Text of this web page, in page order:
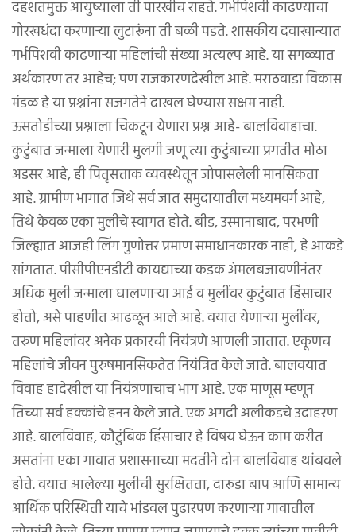
दहशतमुक्त आयुष्याला ती पारखीच राहते. गर्भपिशवी काढण्याचा
गोरखधंदा करणाऱ्या लुटारूंना ती बळी पडते. शासकीय दवाखान्यात
गर्भपिशवी काढणाऱ्या महिलांची संख्या अत्यल्प आहे. या सगळ्यात
अर्थकारण तर आहेच; पण राजकारणदेखील आहे. मराठवाडा विकास
मंडळ हे या प्रश्नांना सजगतेने दाखल घेण्यास सक्षम नाही.
ऊसतोडीच्या प्रश्नाला चिकटून येणारा प्रश्न आहे- बालविवाहाचा.
कुटुंबात जन्माला येणारी मुलगी जणू त्या कुटुंबाच्या प्रगतीत मोठा
अडसर आहे, ही पितृसत्ताक व्यवस्थेतून जोपासलेली मानसिकता
आहे. ग्रामीण भागात जिथे सर्व जात समुदायातील मध्यमवर्ग आहे,
तिथे केवळ एका मुलीचे स्वागत होते. बीड, उस्मानाबाद, परभणी
जिल्ह्यात आजही लिंग गुणोत्तर प्रमाण समाधानकारक नाही, हे आकडे
सांगतात. पीसीपीएनडीटी कायद्याच्या कडक अंमलबजावणीनंतर
अधिक मुली जन्माला घालणाऱ्या आई व मुलींवर कुटुंबात हिंसाचार
होतो, असे पाहणीत आढळून आले आहे. वयात येणाऱ्या मुलींवर,
तरुण महिलांवर अनेक प्रकारची नियंत्रणे आणली जातात. एकूणच
महिलांचे जीवन पुरुषमानसिकतेत नियंत्रित केले जाते. बालवयात
विवाह हादेखील या नियंत्रणाचाच भाग आहे. एक माणूस म्हणून
तिच्या सर्व हक्कांचे हनन केले जाते. एक अगदी अलीकडचे उदाहरण
आहे. बालविवाह, कौटुंबिक हिंसाचार हे विषय घेऊन काम करीत
असतांना एका गावात प्रशासनाच्या मदतीने दोन बालविवाह थांबवले
होते. वयात आलेल्या मुलीची सुरक्षितता, दारूडा बाप आणि सामान्य
आर्थिक परिस्थिती याचे भांडवल पुढारपण करणाऱ्या गावातील